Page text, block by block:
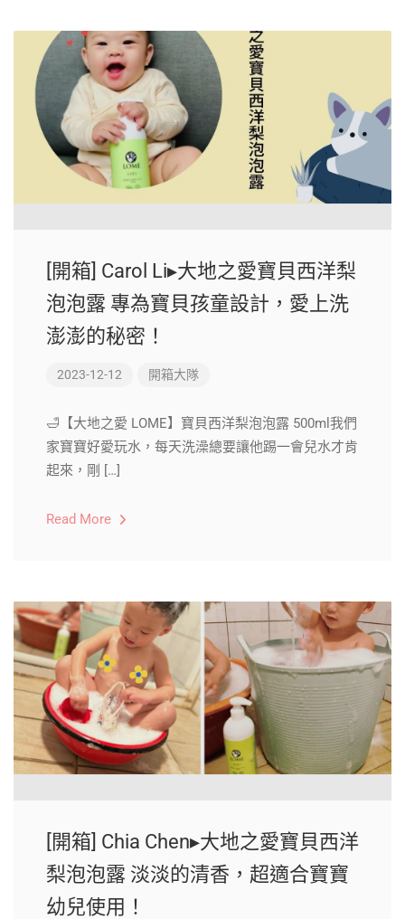
[開箱] Carol Li▸大地之愛寶貝西洋梨
泡泡露 專為寶貝孩童設計，愛上洗
澎澎的秘密！
2023-12-12 開箱大隊
🛁【大地之愛 LOME】寶貝西洋梨泡泡露 500ml我們
家寶寶好愛玩水，每天洗澡總要讓他踢一會兒水才肯
起來，剛 […]
Read More
[開箱] Chia Chen▸大地之愛寶貝西洋
梨泡泡露 淡淡的清香，超適合寶寶
幼兒使用！